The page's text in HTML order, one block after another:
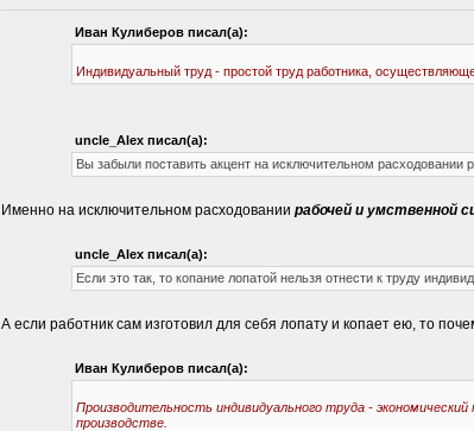
Иван Кулиберов писал(а):
Индивидуальный труд - простой труд работника,
uncle_Alex писал(а):
Вы забыли поставить акцент на исключительном расходовании
Именно на исключительном расходовании рабочей и умственной
uncle_Alex писал(а):
Если это так, то копание лопатой нельзя отнести к труду
А если работник сам изготовил для себя лопату и копает ею, то
Иван Кулиберов писал(а):
Производительность индивидуального труда -
производстве.